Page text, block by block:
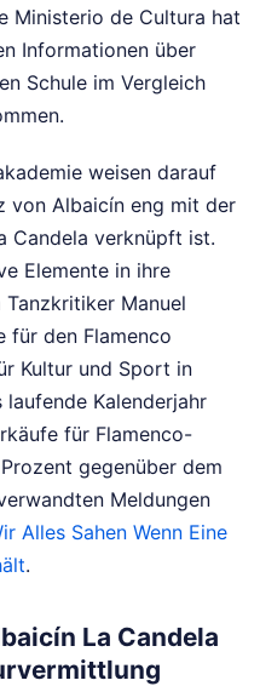
Ministerio de Cultura hat
Informationen über
Schule im Vergleich
weisen darauf
von Albaicín eng mit der
Candela verknüpft ist.
Elemente in ihre
Manuel
für den Flamenco
Kultur und Sport in
Kalenderjahr
für Flamenco-
gegenüber dem
Meldungen
Alles Sahen Wenn Eine
.
La Candela